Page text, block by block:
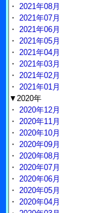
・ 2021年08月
・ 2021年07月
・ 2021年06月
・ 2021年05月
・ 2021年04月
・ 2021年03月
・ 2021年02月
・ 2021年01月
▼2020年
・ 2020年12月
・ 2020年11月
・ 2020年10月
・ 2020年09月
・ 2020年08月
・ 2020年07月
・ 2020年06月
・ 2020年05月
・ 2020年04月